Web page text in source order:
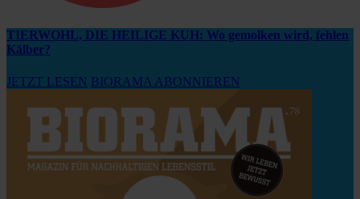
TIERWOHL, DIE HEILIGE KUH: Wo gemolken wird, fehlen
Kälber?
JETZT LESEN BIORAMA ABONNIEREN